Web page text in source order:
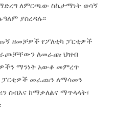
ማድረግ ለምርጫው ስኬታማነት ወሳኝ
ያስረዳሉ፡፡
ዘመቻዎች የፖለቲካ ፓርቲዎች
ለመራጩ ህዝብ
ማንነት አውቆ መምረጥ
ፓርቲዎች መራጩን ለማሳመን
ስብእና ከማቃለልና ማጥላላት፣